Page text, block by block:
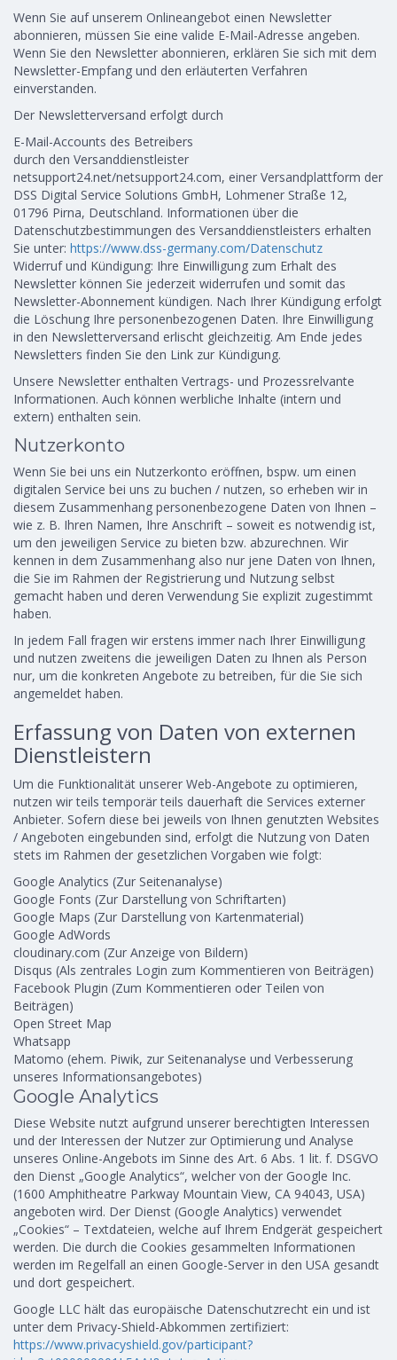
Wenn Sie auf unserem Onlineangebot einen Newsletter
abonnieren, müssen Sie eine valide E-Mail-Adresse angeben.
Wenn Sie den Newsletter abonnieren, erklären Sie sich mit dem
Newsletter-Empfang und den erläuterten Verfahren
einverstanden.
Der Newsletterversand erfolgt durch
E-Mail-Accounts des Betreibers
durch den Versanddienstleister
netsupport24.net/netsupport24.com, einer Versandplattform der
DSS Digital Service Solutions GmbH, Lohmener Straße 12,
01796 Pirna, Deutschland. Informationen über die
Datenschutzbestimmungen des Versanddienstleisters erhalten
Sie unter: https://www.dss-germany.com/Datenschutz
Widerruf und Kündigung: Ihre Einwilligung zum Erhalt des
Newsletter können Sie jederzeit widerrufen und somit das
Newsletter-Abonnement kündigen. Nach Ihrer Kündigung erfolgt
die Löschung Ihre personenbezogenen Daten. Ihre Einwilligung
in den Newsletterversand erlischt gleichzeitig. Am Ende jedes
Newsletters finden Sie den Link zur Kündigung.
Unsere Newsletter enthalten Vertrags- und Prozessrelvante
Informationen. Auch können werbliche Inhalte (intern und
extern) enthalten sein.
Nutzerkonto
Wenn Sie bei uns ein Nutzerkonto eröffnen, bspw. um einen
digitalen Service bei uns zu buchen / nutzen, so erheben wir in
diesem Zusammenhang personenbezogene Daten von Ihnen –
wie z. B. Ihren Namen, Ihre Anschrift – soweit es notwendig ist,
um den jeweiligen Service zu bieten bzw. abzurechnen. Wir
kennen in dem Zusammenhang also nur jene Daten von Ihnen,
die Sie im Rahmen der Registrierung und Nutzung selbst
gemacht haben und deren Verwendung Sie explizit zugestimmt
haben.
In jedem Fall fragen wir erstens immer nach Ihrer Einwilligung
und nutzen zweitens die jeweiligen Daten zu Ihnen als Person
nur, um die konkreten Angebote zu betreiben, für die Sie sich
angemeldet haben.
Erfassung von Daten von externen
Dienstleistern
Um die Funktionalität unserer Web-Angebote zu optimieren,
nutzen wir teils temporär teils dauerhaft die Services externer
Anbieter. Sofern diese bei jeweils von Ihnen genutzten Websites
/ Angeboten eingebunden sind, erfolgt die Nutzung von Daten
stets im Rahmen der gesetzlichen Vorgaben wie folgt:
Google Analytics (Zur Seitenanalyse)
Google Fonts (Zur Darstellung von Schriftarten)
Google Maps (Zur Darstellung von Kartenmaterial)
Google AdWords
cloudinary.com (Zur Anzeige von Bildern)
Disqus (Als zentrales Login zum Kommentieren von Beiträgen)
Facebook Plugin (Zum Kommentieren oder Teilen von
Beiträgen)
Open Street Map
Whatsapp
Matomo (ehem. Piwik, zur Seitenanalyse und Verbesserung
unseres Informationsangebotes)
Google Analytics
Diese Website nutzt aufgrund unserer berechtigten Interessen
und der Interessen der Nutzer zur Optimierung und Analyse
unseres Online-Angebots im Sinne des Art. 6 Abs. 1 lit. f. DSGVO
den Dienst „Google Analytics“, welcher von der Google Inc.
(1600 Amphitheatre Parkway Mountain View, CA 94043, USA)
angeboten wird. Der Dienst (Google Analytics) verwendet
„Cookies“ – Textdateien, welche auf Ihrem Endgerät gespeichert
werden. Die durch die Cookies gesammelten Informationen
werden im Regelfall an einen Google-Server in den USA gesandt
und dort gespeichert.
Google LLC hält das europäische Datenschutzrecht ein und ist
unter dem Privacy-Shield-Abkommen zertifiziert:
https://www.privacyshield.gov/participant?